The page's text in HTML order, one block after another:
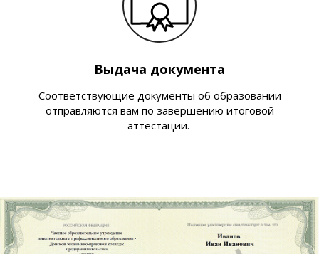
Выдача документа
Соответствующие документы об образовании
отправляются вам по завершению итоговой
аттестации.